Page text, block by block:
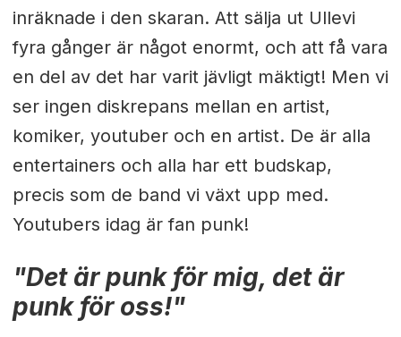
inräknade i den skaran. Att sälja ut Ullevi
fyra gånger är något enormt, och att få vara
en del av det har varit jävligt mäktigt! Men vi
ser ingen diskrepans mellan en artist,
komiker, youtuber och en artist. De är alla
entertainers och alla har ett budskap,
precis som de band vi växt upp med.
Youtubers idag är fan punk!
"Det är punk för mig, det är
punk för oss!"